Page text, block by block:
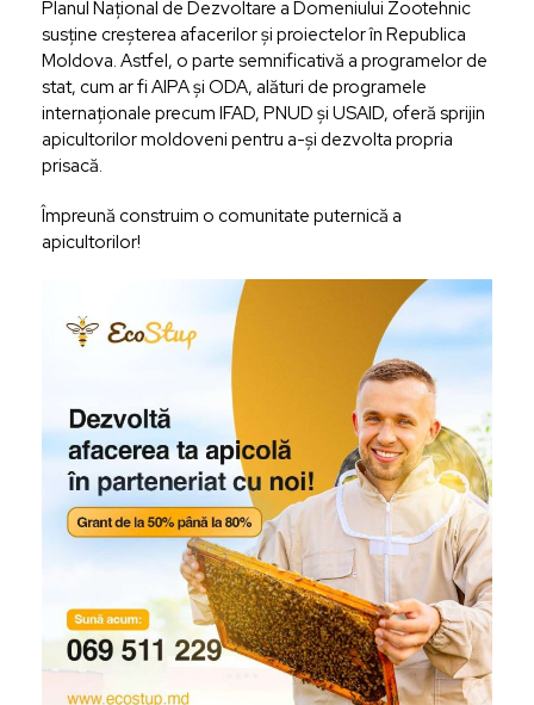
Planul Național de Dezvoltare a Domeniului Zootehnic
susține creșterea afacerilor și proiectelor în Republica
Moldova. Astfel, o parte semnificativă a programelor de
stat, cum ar fi AIPA și ODA, alături de programele
internaționale precum IFAD, PNUD și USAID, oferă sprijin
apicultorilor moldoveni pentru a-și dezvolta propria
prisacă.
Împreună construim o comunitate puternică a
apicultorilor!